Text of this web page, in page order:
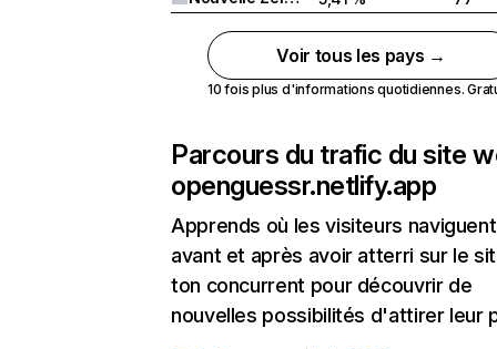
Voir tous les pays →
10 fois plus d'informations quotidiennes.
Parcours du trafic du site
openguessr.netlify.app
Apprends où les visiteurs naviguent
avant et après avoir atterri sur le
ton concurrent pour découvrir de
nouvelles possibilités d'attirer leur